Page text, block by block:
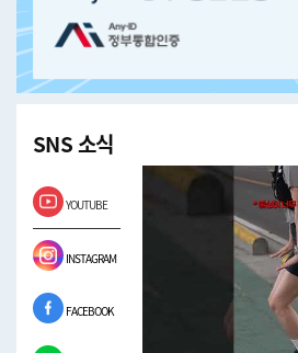
SNS 소식
YOUTUBE
INSTAGRAM
FACEBOOK